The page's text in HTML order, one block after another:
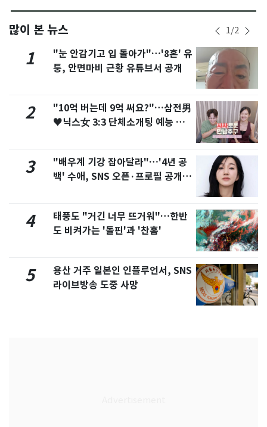
많이 본 뉴스 1/2
1
"눈 안감기고 입 돌아가"…'8혼' 유
퉁, 안면마비 근황 유튜브서 공개
2
"10억 버는데 9억 써요?"…삼전男
♥닉스女 3:3 단체소개팅 예능 화
3
"배우계 기강 잡아달라"…'4년 공
백' 수애, SNS 오픈·프로필 공개
4
태풍도 "거긴 너무 뜨거워"…한반
도 비켜가는 '돌핀'과 '찬홈'
5
용산 거주 일본인 인플루언서, SNS
라이브방송 도중 사망